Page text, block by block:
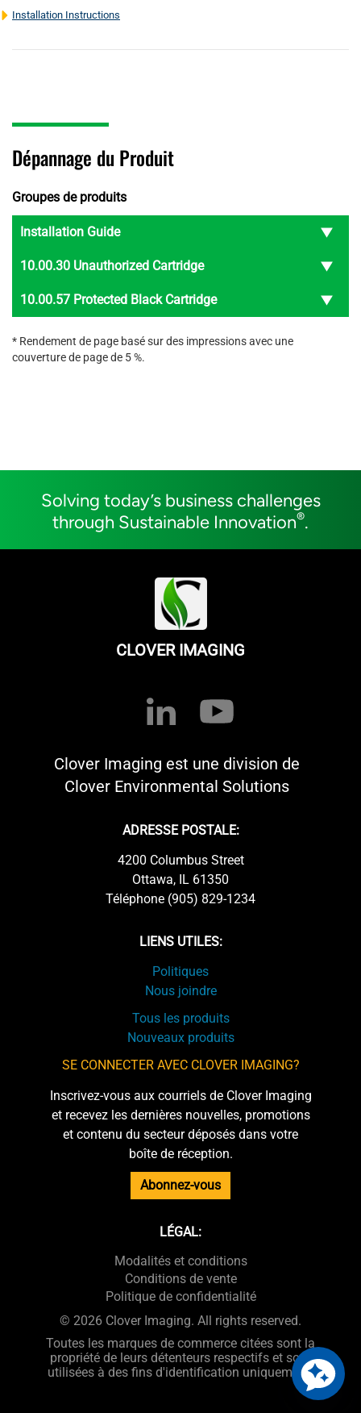
Installation Instructions
Dépannage du Produit
Groupes de produits
Installation Guide
10.00.30 Unauthorized Cartridge
10.00.57 Protected Black Cartridge
* Rendement de page basé sur des impressions avec une
couverture de page de 5 %.
Solving today’s business challenges
through Sustainable Innovation®.
CLOVER IMAGING
Clover Imaging est une division de
Clover Environmental Solutions
ADRESSE POSTALE:
4200 Columbus Street
Ottawa, IL 61350
Téléphone (905) 829-1234
LIENS UTILES:
Politiques
Nous joindre
Tous les produits
Nouveaux produits
SE CONNECTER AVEC CLOVER IMAGING?
Inscrivez-vous aux courriels de Clover Imaging
et recevez les dernières nouvelles, promotions
et contenu du secteur déposés dans votre
boîte de réception.
Abonnez-vous
LÉGAL:
Modalités et conditions
Conditions de vente
Politique de confidentialité
© 2026 Clover Imaging. All rights reserved.
Toutes les marques de commerce citées sont la
propriété de leurs détenteurs respectifs et sont
utilisées à des fins d'identification uniquement.